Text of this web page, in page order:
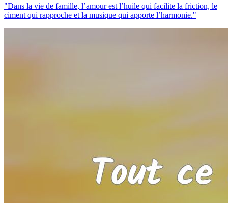
"Dans la vie de famille, l’amour est l’huile qui facilite la friction, le
ciment qui rapproche et la musique qui apporte l’harmonie."